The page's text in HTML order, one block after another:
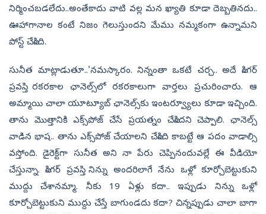
నిర్మించబడలేదు..అంతేకాదు వాటి వల్ల మన ఖ్యాతి కూడా దెబ్బతినదు..
ఊహాగానాల కంటే నిజం గెలుస్తుందని మేము నమ్మకంగా ఉన్నామని
పోస్ట్ చేసింది.
సునీత మాట్లాడుతూ..'నమస్కారం. నిన్నంతా ఒకటే చర్చ.. అదే సింగర్
ప్రవస్తి.. రకరకాల ఛానెల్స్‌లో రకరకాలుగా వార్తలు ప్రచురించారు. ఆ
అమ్మాయి చాలా యూట్యూబ్ ఛానెల్స్‌కు ఇంటర్వ్యూలు కూడా ఇచ్చింది.
తాను మొత్తానికి ఎక్స్‌పోజ్‌ చేసే ప్రయత్నం చేసిందని చెప్పాలి. ఛానెల్స్
వాడిన భాష.. తాను ఎక్స్‌పోజ్‌ చేయాలని చేసింది కాబట్టే ఆ పదం వాడాల్సి
వస్తోంది. డైరెక్ట్‌గా సునీత అని నా పేరు చెప్పినందువల్లే ఈ వీడియో
చేస్తున్నా. సింగర్‌ ప్రవస్తి.. నిన్ను అందరిలాగే నేను ఒళ్లో కూర్చోబెట్టుకుని
ముద్దు చేశానమ్మా. నీకు 19 ఏళ్లు కదా.. ఇప్పుడు నిన్ను ఒళ్లో
కూర్చోబెట్టుకుని ముద్దు చేస్తే బాగుండదు కదా? చిన్నప్పుడు చాలా బాగా